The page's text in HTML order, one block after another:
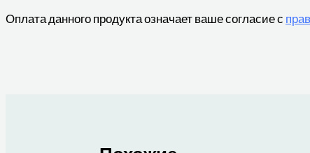
Оплата данного продукта означает ваше согласие с